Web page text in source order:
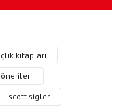
kitapları
scott sigler